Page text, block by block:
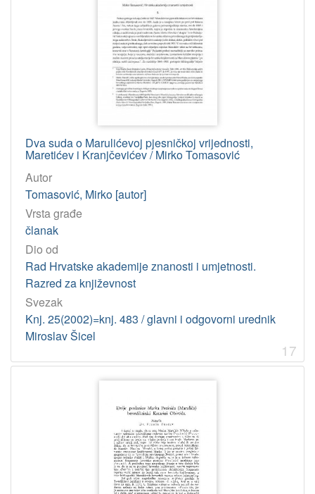
Dva suda o Marulićevoj pjesničkoj vrijednosti,
Maretićev i Kranjčevićev / Mirko Tomasović
Autor
Tomasović, Mirko [autor]
Vrsta građe
članak
Dio od
Rad Hrvatske akademije znanosti i umjetnosti.
Razred za književnost
Svezak
Knj. 25(2002)=knj. 483 / glavni i odgovorni urednik
Miroslav Šicel
17